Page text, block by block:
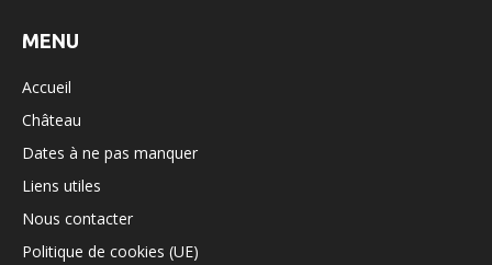
MENU
Accueil
Château
Dates à ne pas manquer
Liens utiles
Nous contacter
Politique de cookies (UE)